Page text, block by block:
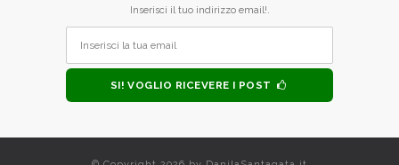
Inserisci il tuo indirizzo email!.
SI! VOGLIO RICEVERE I POST